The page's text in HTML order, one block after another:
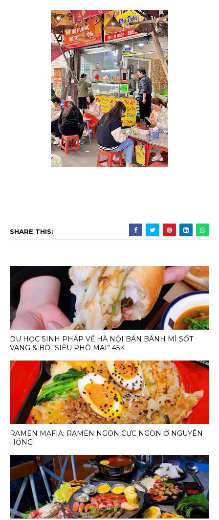
SHARE THIS:
DU HỌC SINH PHÁP VỀ HÀ NỘI BÁN BÁNH MÌ SỐT
VANG & BÒ “SIÊU PHÔ MAI” 45K
RAMEN MAFIA: RAMEN NGON CỰC NGON Ở NGUYÊN
HỒNG